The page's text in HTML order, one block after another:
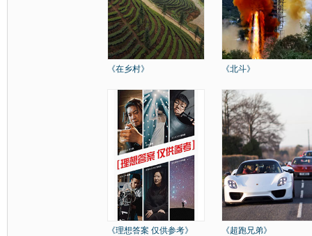
《在乡村》 《北斗》
《理想答案 仅供参考》 《超跑兄弟》